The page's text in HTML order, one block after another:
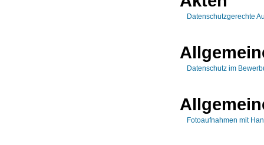
Datenschutzgerechte
Datenschutz im
Fotoaufnahmen mit